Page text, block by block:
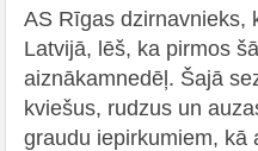
AS Rīgas dzirnavnieks,
Latvijā, lēš, ka pirmos
aiznākamnedēļ. Šajā
kviešus, rudzus un
graudu iepirkumiem, kā